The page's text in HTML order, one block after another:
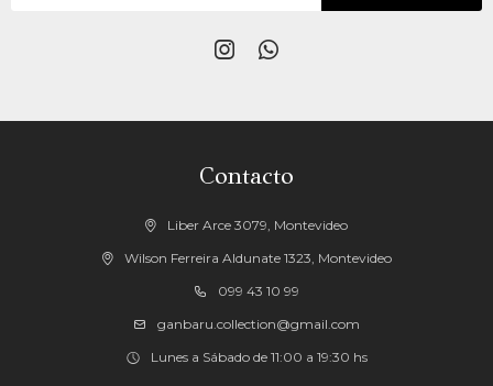
Contacto
Liber Arce 3079, Montevideo
Wilson Ferreira Aldunate 1323, Montevideo
099 43 10 99
ganbaru.collection@gmail.com
Lunes a Sábado de 11:00 a 19:30 hs
 